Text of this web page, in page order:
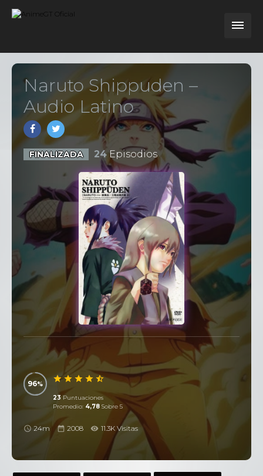
Naruto Shippuden –
Audio Latino
FINALIZADA 24Episodios
96
23Puntuaciones
Promedio: 4,78 Sobre 5
24m 2008 11.3K Visitas